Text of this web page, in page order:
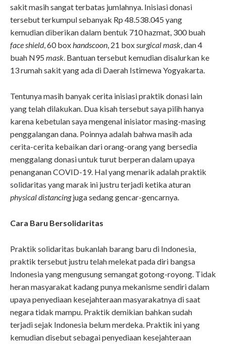
sakit masih sangat terbatas jumlahnya. Inisiasi donasi
tersebut terkumpul sebanyak Rp 48.538.045 yang
kemudian diberikan dalam bentuk 710 hazmat, 300 buah
face shield, 60 boxhandscoon, 21 boxsurgical mask, dan 4
buah N95 mask. Bantuan tersebut kemudian disalurkan ke
13 rumah sakit yang ada di Daerah Istimewa Yogyakarta.
Tentunya masih banyak cerita inisiasi praktik donasi lain
yang telah dilakukan. Dua kisah tersebut saya pilih hanya
karena kebetulan saya mengenal inisiator masing-masing
penggalangan dana. Poinnya adalah bahwa masih ada
cerita-cerita kebaikan dari orang-orang yang bersedia
menggalang donasi untuk turut berperan dalam upaya
penanganan COVID-19. Hal yang menarik adalah praktik
solidaritas yang marak ini justru terjadi ketika aturan
physical distancingjuga sedang gencar-gencarnya.
Cara Baru Bersolidaritas
Praktik solidaritas bukanlah barang baru di Indonesia,
praktik tersebut justru telah melekat pada diri bangsa
Indonesia yang mengusung semangat gotong-royong. Tidak
heran masyarakat kadang punya mekanisme sendiri dalam
upaya penyediaan kesejahteraan masyarakatnya di saat
negara tidak mampu. Praktik demikian bahkan sudah
terjadi sejak Indonesia belum merdeka. Praktik ini yang
kemudian disebut sebagai penyediaan kesejahteraan